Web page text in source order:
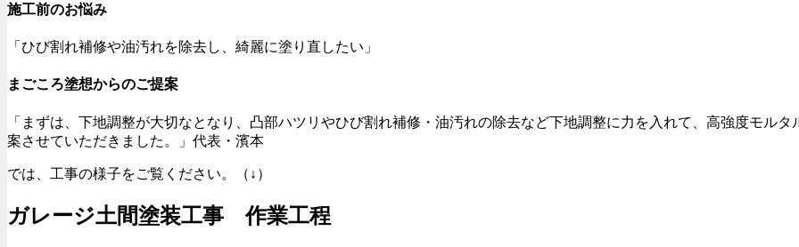
施工前のお悩み
「ひび割れ補修や油汚れを除去し、綺麗に塗り直したい」
まごころ塗想からのご提案
「まずは、下地調整が大切なとなり、凸部ハツリやひび割れ補修・油汚れの除去など下地調整に力を入れて、高強度モル
案させていただきました。」代表・濱本
では、工事の様子をご覧ください。（↓）
ガレージ土間塗装工事 作業工程